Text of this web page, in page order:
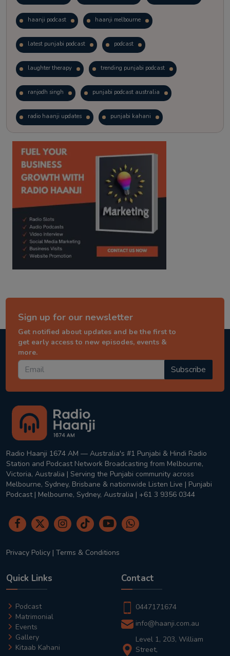
haanji podcast haanji melbourne
latest punjabi podcast podcast
laughter therapy trending punjabi podcast
ranjodh singh punjabi podcast australia
radio haanji updates punjabi kahani
kitaab kahani punjabi story
Sign up for our newsletter
Get notified about updates and be the first to
get early access to new episodes, events &
more.
Subscribe
Radio Haanji 1674 AM — Australia's #1 Punjabi & Hindi Radio
Station and Podcast Network Broadcasting from Melbourne,
Victoria, Australia | Serving the Punjabi community across
Melbourne, Sydney, Brisbane & nationwide Listen Live | Punjabi
Podcast | Melbourne, Sydney, Australia | +61 3 9356 0344
Privacy Policy | Terms & Conditions
Quick Links
Podcast
Matrimonial
Events
Gallery
Kitaab Kahani
Contact
0447171674
info@haanji.com.au
Level 1, 203, William
Street,